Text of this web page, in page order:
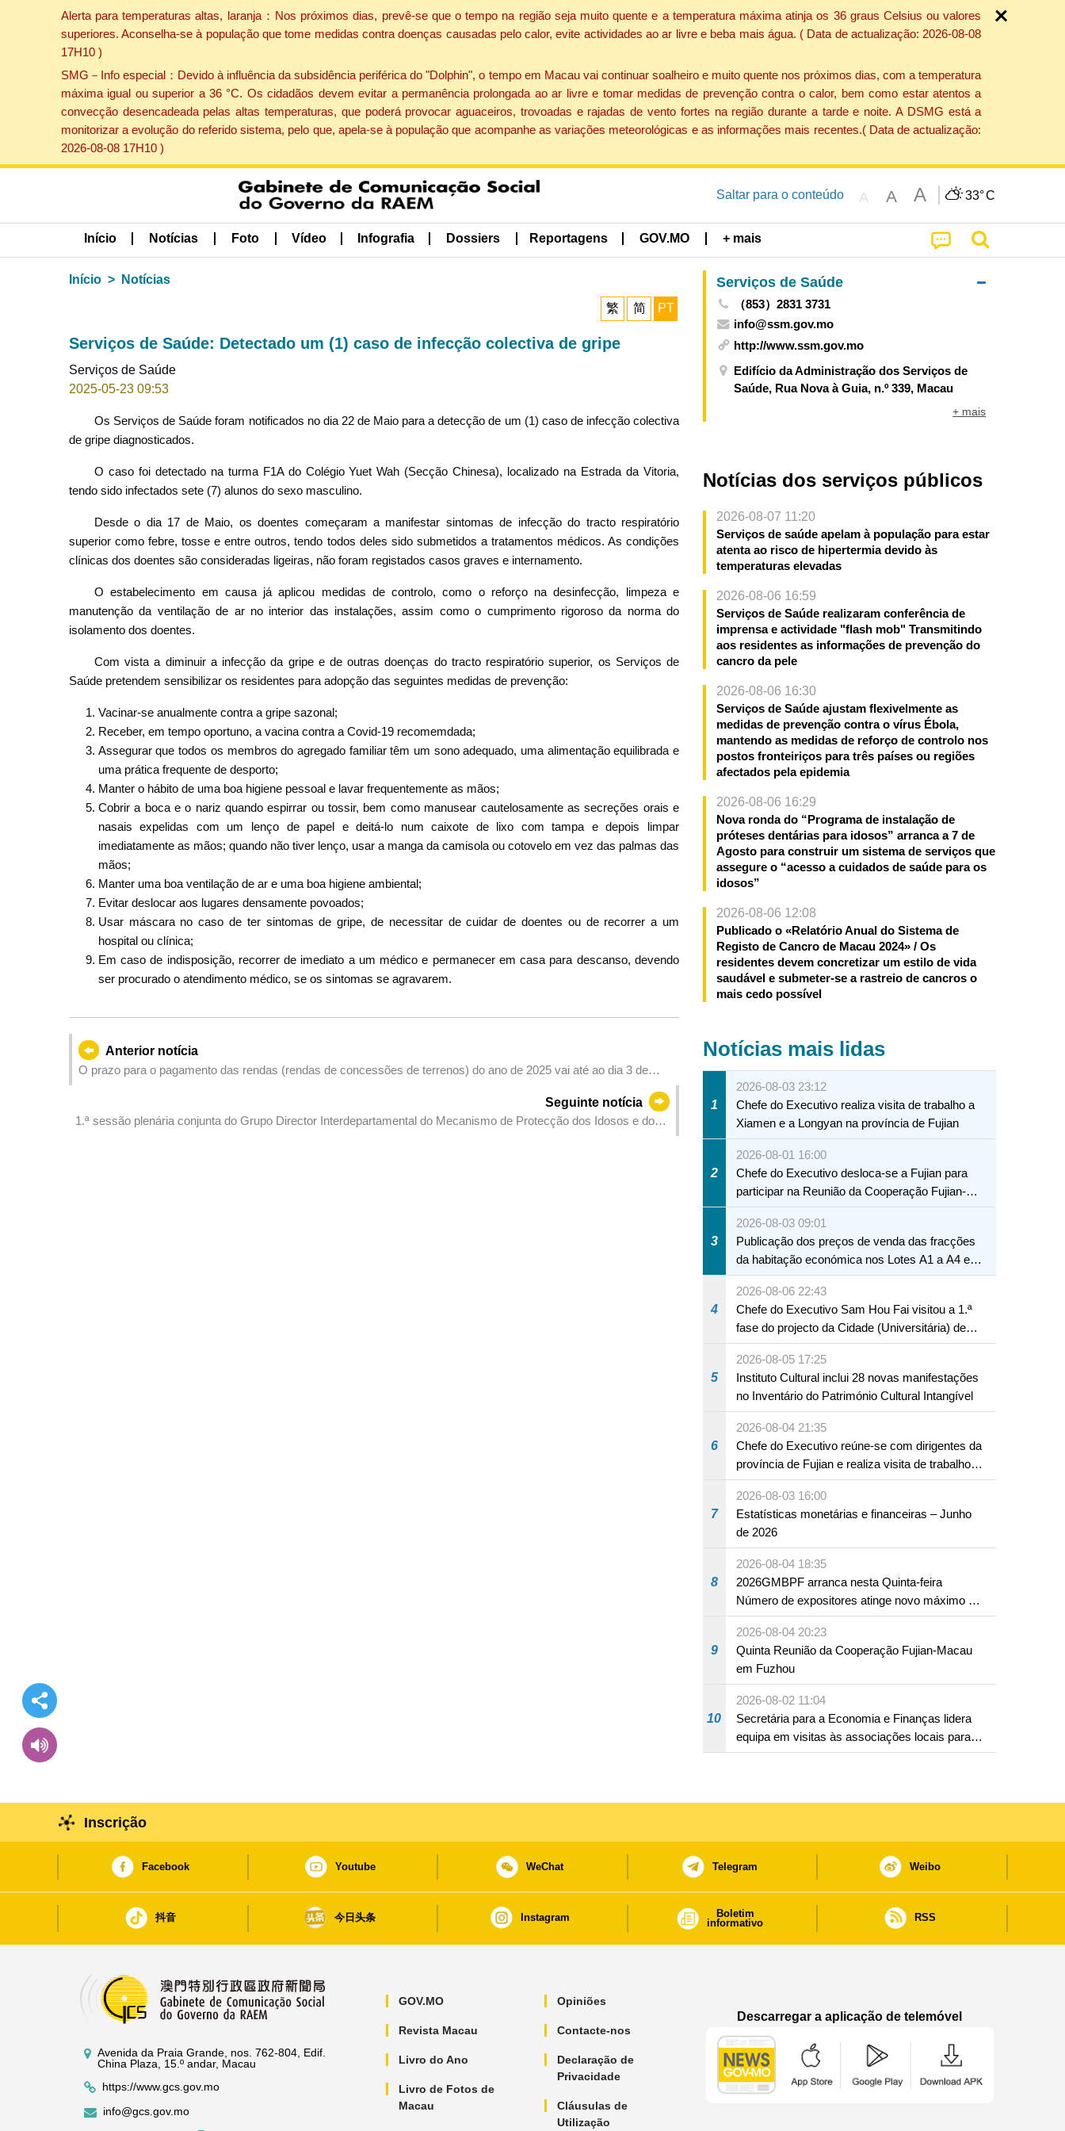
Alerta para temperaturas altas, laranja：Nos próximos dias, prevê-se que o tempo na região seja muito quente e a temperatura máxima atinja os 36 graus Celsius ou valores
superiores. Aconselha-se à população que tome medidas contra doenças causadas pelo calor, evite actividades ao ar livre e beba mais água. ( Data de actualização: 2026-08-08
17H10 )
SMG－Info especial：Devido à influência da subsidência periférica do "Dolphin", o tempo em Macau vai continuar soalheiro e muito quente nos próximos dias, com a temperatura
máxima igual ou superior a 36 °C. Os cidadãos devem evitar a permanência prolongada ao ar livre e tomar medidas de prevenção contra o calor, bem como estar atentos a
convecção desencadeada pelas altas temperaturas, que poderá provocar aguaceiros, trovoadas e rajadas de vento fortes na região durante a tarde e noite. A DSMG está a
monitorizar a evolução do referido sistema, pelo que, apela-se à população que acompanhe as variações meteorológicas e as informações mais recentes.( Data de actualização:
2026-08-08 17H10 )
Saltar para o conteúdo A A A 33°C
Início Notícias Foto Vídeo Infografia Dossiers Reportagens GOV.MO + mais
Início Notícias
繁 简 PT
Serviços de Saúde: Detectado um (1) caso de infecção colectiva de gripe
Serviços de Saúde
2025-05-23 09:53
Os Serviços de Saúde foram notificados no dia 22 de Maio para a detecção de um (1) caso de infecção colectiva
de gripe diagnosticados.
O caso foi detectado na turma F1A do Colégio Yuet Wah (Secção Chinesa), localizado na Estrada da Vitoria,
tendo sido infectados sete (7) alunos do sexo masculino.
Desde o dia 17 de Maio, os doentes começaram a manifestar sintomas de infecção do tracto respiratório
superior como febre, tosse e entre outros, tendo todos deles sido submetidos a tratamentos médicos. As condições
clínicas dos doentes são consideradas ligeiras, não foram registados casos graves e internamento.
O estabelecimento em causa já aplicou medidas de controlo, como o reforço na desinfecção, limpeza e
manutenção da ventilação de ar no interior das instalações, assim como o cumprimento rigoroso da norma do
isolamento dos doentes.
Com vista a diminuir a infecção da gripe e de outras doenças do tracto respiratório superior, os Serviços de
Saúde pretendem sensibilizar os residentes para adopção das seguintes medidas de prevenção:
Vacinar-se anualmente contra a gripe sazonal;
Receber, em tempo oportuno, a vacina contra a Covid-19 recomemdada;
Assegurar que todos os membros do agregado familiar têm um sono adequado, uma alimentação equilibrada e
uma prática frequente de desporto;
Manter o hábito de uma boa higiene pessoal e lavar frequentemente as mãos;
Cobrir a boca e o nariz quando espirrar ou tossir, bem como manusear cautelosamente as secreções orais e
nasais expelidas com um lenço de papel e deitá-lo num caixote de lixo com tampa e depois limpar
imediatamente as mãos; quando não tiver lenço, usar a manga da camisola ou cotovelo em vez das palmas das
mãos;
Manter uma boa ventilação de ar e uma boa higiene ambiental;
Evitar deslocar aos lugares densamente povoados;
Usar máscara no caso de ter sintomas de gripe, de necessitar de cuidar de doentes ou de recorrer a um
hospital ou clínica;
Em caso de indisposição, recorrer de imediato a um médico e permanecer em casa para descanso, devendo
ser procurado o atendimento médico, se os sintomas se agravarem.
Anterior notícia
O prazo para o pagamento das rendas (rendas de concessões de terrenos) do ano de 2025 vai até ao dia 3 de
Seguinte notícia
1.ª sessão plenária conjunta do Grupo Director Interdepartamental do Mecanismo de Protecção dos Idosos e do
Serviços de Saúde
（853）2831 3731
info@ssm.gov.mo
http://www.ssm.gov.mo
Edifício da Administração dos Serviços de
Saúde, Rua Nova à Guia, n.º 339, Macau
+ mais
Notícias dos serviços públicos
2026-08-07 11:20
Serviços de saúde apelam à população para estar
atenta ao risco de hipertermia devido às
temperaturas elevadas
2026-08-06 16:59
Serviços de Saúde realizaram conferência de
imprensa e actividade "flash mob" Transmitindo
aos residentes as informações de prevenção do
cancro da pele
2026-08-06 16:30
Serviços de Saúde ajustam flexivelmente as
medidas de prevenção contra o vírus Ébola,
mantendo as medidas de reforço de controlo nos
postos fronteiriços para três países ou regiões
afectados pela epidemia
2026-08-06 16:29
Nova ronda do “Programa de instalação de
próteses dentárias para idosos” arranca a 7 de
Agosto para construir um sistema de serviços que
assegure o “acesso a cuidados de saúde para os
idosos”
2026-08-06 12:08
Publicado o «Relatório Anual do Sistema de
Registo de Cancro de Macau 2024» / Os
residentes devem concretizar um estilo de vida
saudável e submeter-se a rastreio de cancros o
mais cedo possível
Notícias mais lidas
1
2026-08-03 23:12
Chefe do Executivo realiza visita de trabalho a
Xiamen e a Longyan na província de Fujian
2
2026-08-01 16:00
Chefe do Executivo desloca-se a Fujian para
participar na Reunião da Cooperação Fujian-
Macau
3
2026-08-03 09:01
Publicação dos preços de venda das fracções
da habitação económica nos Lotes A1 a A4 e
A12 da Zona A dos Novos Aterros
4
2026-08-06 22:43
Chefe do Executivo Sam Hou Fai visitou a 1.ª
fase do projecto da Cidade (Universitária) de
Educação Internacional de Macau e Hengqin
5
2026-08-05 17:25
Instituto Cultural inclui 28 novas manifestações
no Inventário do Património Cultural Intangível
6
2026-08-04 21:35
Chefe do Executivo reúne-se com dirigentes da
província de Fujian e realiza visita de trabalho
em Fuzhou
7
2026-08-03 16:00
Estatísticas monetárias e financeiras – Junho
de 2026
8
2026-08-04 18:35
2026GMBPF arranca nesta Quinta-feira
Número de expositores atinge novo máximo em
18 anos
9
2026-08-04 20:23
Quinta Reunião da Cooperação Fujian-Macau
em Fuzhou
10
2026-08-02 11:04
Secretária para a Economia e Finanças lidera
equipa em visitas às associações locais para
consolidar consensos e promover os trabalhos
Inscrição
Facebook Youtube WeChat Telegram Weibo
抖音 今日头条 Instagram
Boletim
informativo
RSS
Avenida da Praia Grande, nos. 762-804, Edif.
China Plaza, 15.º andar, Macau
https://www.gcs.gov.mo
info@gcs.gov.mo
GOV.MO
Revista Macau
Livro do Ano
Livro de Fotos de
Macau
Opiniões
Contacte-nos
Declaração de
Privacidade
Cláusulas de
Utilização
Descarregar a aplicação de telemóvel